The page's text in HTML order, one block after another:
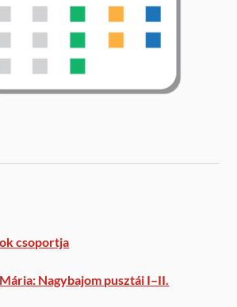
csoportja
Nagybajom pusztái I–II.